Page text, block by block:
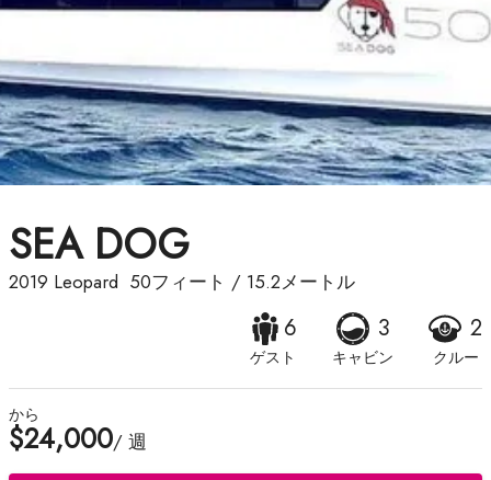
SEA DOG
2019 Leopard 50フィート / 15.2メートル
6
ゲスト
3
キャビン
2
クルー
から
$24,000/ 週